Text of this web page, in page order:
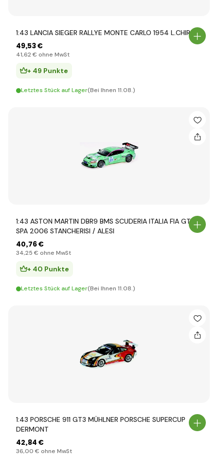
1:43 LANCIA SIEGER RALLYE MONTE CARLO 1954 L.CHIRON
49,53 €
41,62 € ohne MwSt
+ 49 Punkte
Letztes Stück auf Lager(Bei Ihnen 11.08.)
1:43 ASTON MARTIN DBR9 BMS SCUDERIA ITALIA FIA GT
SPA 2006 STANCHERISI / ALESI
40,76 €
34,25 € ohne MwSt
+ 40 Punkte
Letztes Stück auf Lager(Bei Ihnen 11.08.)
1:43 PORSCHE 911 GT3 MÜHLNER PORSCHE SUPERCUP
DERMONT
42,84 €
36,00 € ohne MwSt